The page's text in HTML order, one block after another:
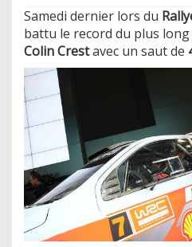
Samedi dernier lors du
battu le record du plus
Colin Crestavec un saut de